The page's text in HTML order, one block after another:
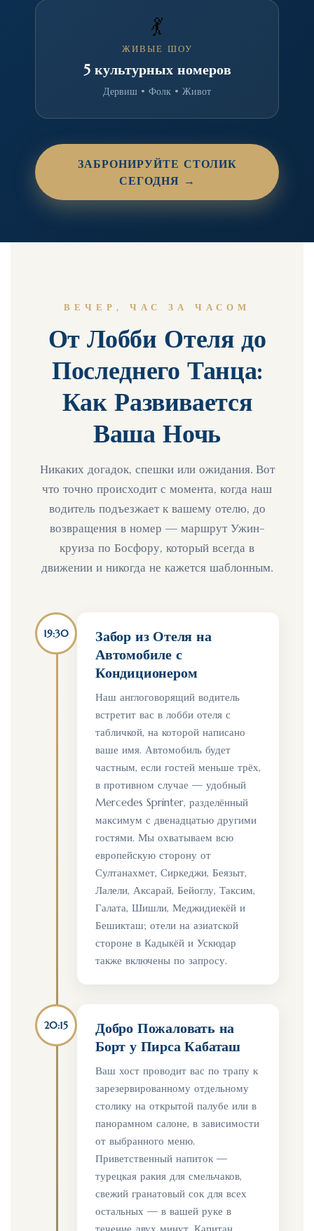
💃
ЖИВЫЕ ШОУ
5 культурных номеров
Дервиш • Фолк • Живот
ЗАБРОНИРУЙТЕ СТОЛИК
СЕГОДНЯ →
ВЕЧЕР, ЧАС ЗА ЧАСОМ
От Лобби Отеля до
Последнего Танца:
Как Развивается
Ваша Ночь
Никаких догадок, спешки или ожидания. Вот
что точно происходит с момента, когда наш
водитель подъезжает к вашему отелю, до
возвращения в номер — маршрут Ужин-
круиза по Босфору, который всегда в
движении и никогда не кажется шаблонным.
19:30
Забор из Отеля на
Автомобиле с
Кондиционером
Наш англоговорящий водитель
встретит вас в лобби отеля с
табличкой, на которой написано
ваше имя. Автомобиль будет
частным, если гостей меньше трёх,
в противном случае — удобный
Mercedes Sprinter, разделённый
максимум с двенадцатью другими
гостями. Мы охватываем всю
европейскую сторону от
Султанахмет, Сиркеджи, Беязыт,
Лалели, Аксарай, Бейоглу, Таксим,
Галата, Шишли, Меджидиекёй и
Бешикташ; отели на азиатской
стороне в Кадыкёй и Ускюдар
также включены по запросу.
20:15
Добро Пожаловать на
Борт у Пирса Кабаташ
Ваш хост проводит вас по трапу к
зарезервированному отдельному
столику на открытой палубе или в
панорамном салоне, в зависимости
от выбранного меню.
Приветственный напиток —
турецкая ракия для смельчаков,
свежий гранатовый сок для всех
остальных — в вашей руке в